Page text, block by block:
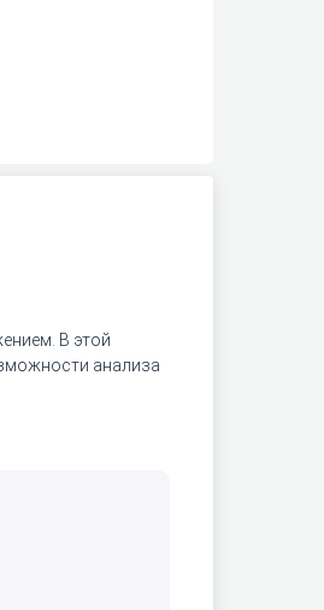
В этой
анализа